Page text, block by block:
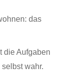
das
die Aufgaben
wahr.